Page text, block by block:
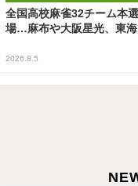
全国高校麻雀32チーム本
場…麻布や大阪星光、東
2026.8.5